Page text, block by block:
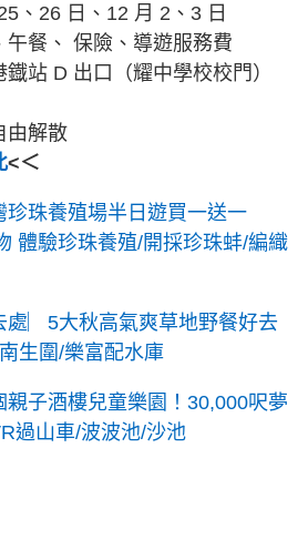
、26 日、12 月 2、3 日
午餐、 保險、導遊服務費
站 D 出口（耀中學校校門）
由解散
<＜
珍珠養殖場半日遊買一送一
體驗珍珠養殖/開採珍珠蚌/編織
處︳5大秋高氣爽草地野餐好去
生圍/樂富配水庫
親子酒樓兒童樂園！30,000呎夢
過山車/波波池/沙池